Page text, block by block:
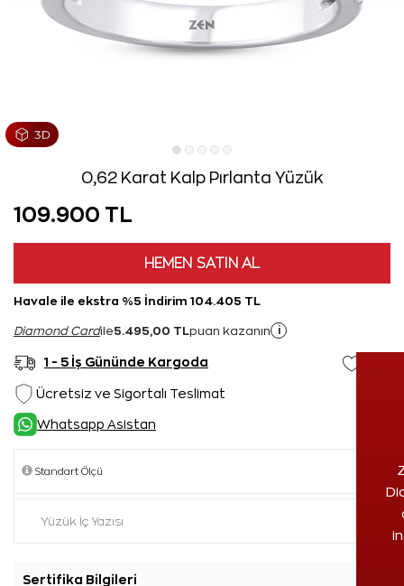
0,62 Karat Kalp Pırlanta Yüzük
109.900 TL
HEMEN SATIN AL
Havale ile ekstra %5 İndirim 104.405 TL
Diamond Cardile5.495,00 TL puan kazanın i
1 - 5 İş Gününde Kargoda
Ücretsiz ve Sigortalı Teslimat
Whatsapp Asistan
Sertifika Bilgileri